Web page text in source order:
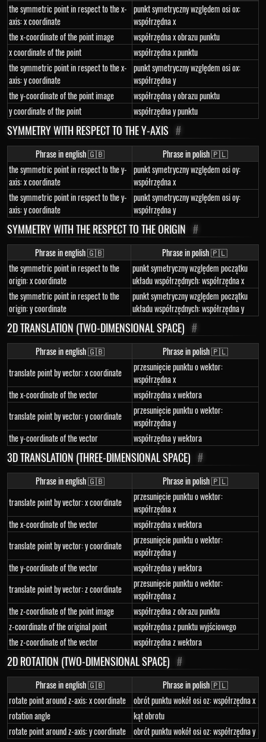
the symmetric point in respect to the x-
axis: x coordinate
punkt symetryczny względem osi ox:
współrzędna x
the x-coordinate of the point image
współrzędna x obrazu punktu
x coordinate of the point
współrzędna x punktu
the symmetric point in respect to the x-
axis: y coordinate
punkt symetryczny względem osi ox:
współrzędna y
the y-coordinate of the point image
współrzędna y obrazu punktu
y coordinate of the point
współrzędna y punktu
SYMMETRY WITH RESPECT TO THE Y-AXIS #
Phrase in english 🇬🇧
Phrase in polish 🇵🇱
the symmetric point in respect to the y-
axis: x coordinate
punkt symetryczny względem osi oy:
współrzędna x
the symmetric point in respect to the y-
axis: y coordinate
punkt symetryczny względem osi oy:
współrzędna y
SYMMETRY WITH THE RESPECT TO THE ORIGIN #
Phrase in english 🇬🇧
Phrase in polish 🇵🇱
the symmetric point in respect to the
origin: x coordinate
punkt symetryczny względem początku
układu współrzędnych: współrzędna x
the symmetric point in respect to the
origin: y coordinate
punkt symetryczny względem początku
układu współrzędnych: współrzędna y
2D TRANSLATION (TWO-DIMENSIONAL SPACE) #
Phrase in english 🇬🇧
Phrase in polish 🇵🇱
translate point by vector: x coordinate
przesunięcie punktu o wektor:
współrzędna x
the x-coordinate of the vector
współrzędna x wektora
translate point by vector: y coordinate
przesunięcie punktu o wektor:
współrzędna y
the y-coordinate of the vector
współrzędna y wektora
3D TRANSLATION (THREE-DIMENSIONAL SPACE) #
Phrase in english 🇬🇧
Phrase in polish 🇵🇱
translate point by vector: x coordinate
przesunięcie punktu o wektor:
współrzędna x
the x-coordinate of the vector
współrzędna x wektora
translate point by vector: y coordinate
przesunięcie punktu o wektor:
współrzędna y
the y-coordinate of the vector
współrzędna y wektora
translate point by vector: z coordinate
przesunięcie punktu o wektor:
współrzędna z
the z-coordinate of the point image
współrzędna z obrazu punktu
z-coordinate of the original point
współrzędna z punktu wyjściowego
the z-coordinate of the vector
współrzędna z wektora
2D ROTATION (TWO-DIMENSIONAL SPACE) #
Phrase in english 🇬🇧
Phrase in polish 🇵🇱
rotate point around z-axis: x coordinate
obrót punktu wokół osi oz: współrzędna x
rotation angle
kąt obrotu
rotate point around z-axis: y coordinate
obrót punktu wokół osi oz: współrzędna y